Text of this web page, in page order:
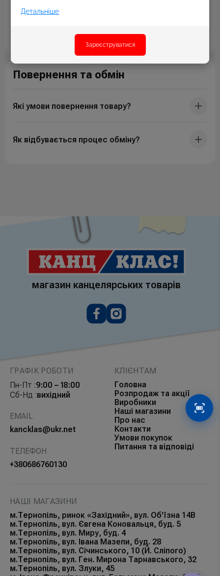
Детальніше
Зареєструватися
Повернення та обмін
Які умови повернення товару?
Як відбувається процес обміну?
магазин канцелярських товарів
ГРАФІК РОБОТИ
Пн-Пт :9:00 – 18:00
Сб-Нд :вихідний
EMAIL
kancklas@ukr.net
ТЕЛЕФОН
+380686760130
КЛІЄНТАМ
Головна
Розпродаж та акції
Виробники
Наші магазини
Про нас
Контакти
Умови покупок
Питання та відповіді
НАШІ МАГАЗИНИ
м.Тернопіль, ринок «Західний», вул. Об'їзна 14В
м.Тернопіль, вул. Євгена Коновальця, буд. 5
м.Тернопіль, вул. Миру, буд. 4
м.Тернопіль, вул. Івана Мазепи, буд. 28
м.Тернопіль, вул. Січинського, 10 (Й. Сліпого)
м.Тернопіль, вул. Ген. Мирона Тарнавського, 32
м.Тернопіль, вул. Злуки, 45